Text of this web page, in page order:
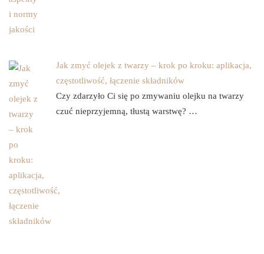
Jak zmyć olejek z twarzy – krok po kroku: aplikacja,
częstotliwość, łączenie składników
Czy zdarzyło Ci się po zmywaniu olejku na twarzy
czuć nieprzyjemną, tłustą warstwę? …